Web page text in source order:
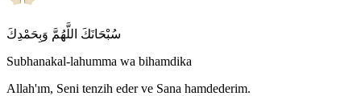
سُبْحَانَكَ اللَّهُمَّ وَبِحَمْدِكَ
Subhanakal-lahumma wa bihamdika
Allah'ım, Seni tenzih eder ve Sana hamdederim.